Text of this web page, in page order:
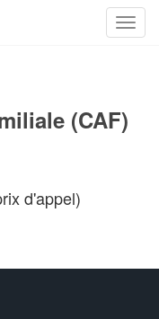
(CAF)
d'appel)